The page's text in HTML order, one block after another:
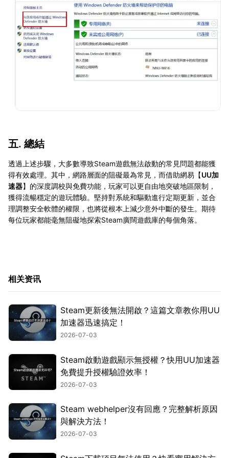
五. 總結
透過上述步驟，大多數導致Steam遊戲無法啟動的常見問題都能獲
得有效處理。其中，網路層面的阻礙最為常見，而借助網易【UU加
速器】的深度調校與免費功能，玩家可以更自由地突破地區限制，
獲得流暢穩定的遊玩體驗。堅持對系統和驅動進行定期更新，並合
理調整安全軟體的權限，也將從根本上減少意外中斷的發生。期待
每位玩家都能毫無阻礙地探索Steam廣闊遊戲庫的每個角落。
相关资讯
Steam更新後無法開啟？這篇文章教你用UU
加速器迅速搞定！
2026-07-03
Steam啟動遊戲顯示無授權？快用UU加速器
免費提升授權驗證效率！
2026-07-03
Steam webhelper沒有回應？完整解析原因
與解決方法！
2026-07-03